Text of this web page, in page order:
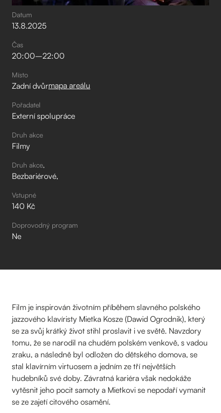
Datum
13.8.2025
Čas
20:00–⁠22:00
Místo
Zadní dvůrmapa areálu
Pořadatel
Externí spolupráce
Druh akce
Filmy
Druh akce
Bezbariérové
Vstupné
140 Kč
Doprovodný program
Ne
Film je inspirován životním příběhem slavného polského
jazzového klavíristy Mietka Kosze (Dawid Ogrodnik), který
se za svůj krátký život stihl proslavit i ve světě. Navzdory
tomu, že se narodil na chudém polském venkově, s vadou
zraku, a následně byl odložen do dětského domova, se
stal klavírním virtuosem a jedním ze tří největších
hudebníků své doby. Závratná kariéra však nedokáže
vytěsnit jeho pocit samoty a Mietkovi se nepodaří vymanit
se ze zajetí citového osamění.